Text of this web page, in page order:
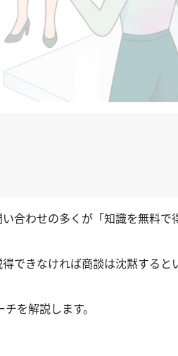
合わせの多くが「知識を無料
できなければ商談は沈黙する
を解説します。